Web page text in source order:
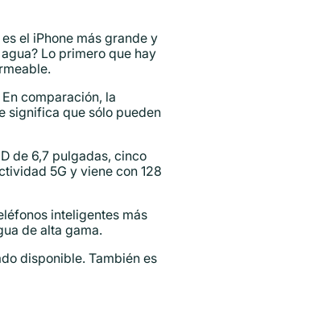
el iPhone más grande y
Lo primero que hay
comparación, la
significa que sólo pueden
de 6,7 pulgadas, cinco
5G y viene con 128
inteligentes más
de alta gama.
disponible. También es